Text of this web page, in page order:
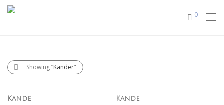
0
Showing“Kander”
Kande Kande